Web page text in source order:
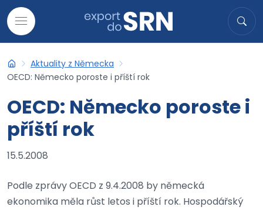
Přejít na obsah
Hledat
Export do SRN
Aktuality z Německa
OECD: Německo poroste i příští rok
OECD: Německo poroste i
příští rok
15.5.2008
Podle zprávy OECD z 9.4.2008 by německá
ekonomika měla růst letos i příští rok. Hospodářský